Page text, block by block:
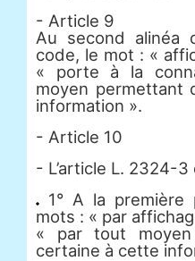
- Article 9
Au second alinéa
code, le mot : «
« porte à la
moyen permettant
information ».
- Article 10
- L’article L. 2324-
1° A la première
mots : « par
« par tout
certaine à cette